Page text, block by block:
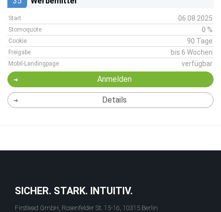
Start 06.08.2025
Stornoquote 0 %
Cookie 90 Tage
Freigabe bis 6 Wochen
Mobil-Landingpage verfügbar
Anmelden
Details
SICHER. STARK. INTUITIV.
Firstlead GmbH, Rosenfelder St. 15-16, 10315 Berlin